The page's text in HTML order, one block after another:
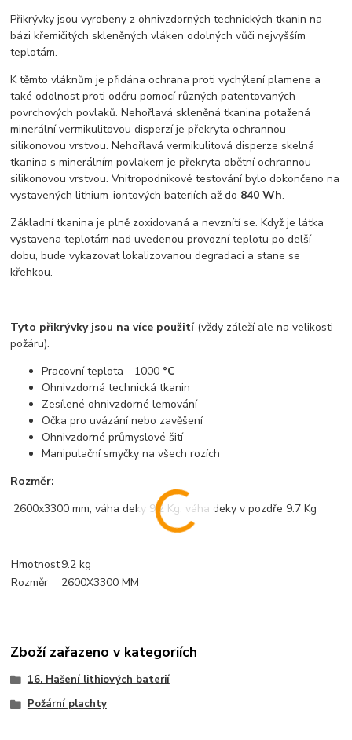
Přikrývky jsou vyrobeny z ohnivzdorných technických tkanin na
bázi křemičitých skleněných vláken odolných vůči nejvyšším
teplotám.
K těmto vláknům je přidána ochrana proti vychýlení plamene a
také odolnost proti oděru pomocí různých patentovaných
povrchových povlaků. Nehořlavá skleněná tkanina potažená
minerální vermikulitovou disperzí je překryta ochrannou
silikonovou vrstvou. Nehořlavá vermikulitová disperze skelná
tkanina s minerálním povlakem je překryta obětní ochrannou
silikonovou vrstvou. Vnitropodnikové testování bylo dokončeno na
vystavených lithium-iontových bateriích až do 840 Wh.
Základní tkanina je plně zoxidovaná a nevznítí se. Když je látka
vystavena teplotám nad uvedenou provozní teplotu po delší
dobu, bude vykazovat lokalizovanou degradaci a stane se
křehkou.
Tyto přikrývky jsou na více použití(vždy záleží ale na velikosti
požáru).
Pracovní teplota - 1000 °C
Ohnivzdorná technická tkanin
Zesílené ohnivzdorné lemování
Očka pro uvázání nebo zavěšení
Ohnivzdorné průmyslové šití
Manipulační smyčky na všech rozích
Rozměr:
2600x3300 mm, váha deky 9.2 Kg, váha deky v pozdře 9.7 Kg
Hmotnost9.2 kg
Rozměr
2600X3300 MM
Zboží zařazeno v kategoriích
16. Hašení lithiových baterií
Požární plachty